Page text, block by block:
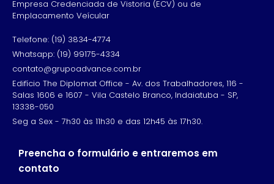
Empresa Credenciada de Vistoria (ECV) ou de
Emplacamento Veícular
Telefone: (19) 3834-4774
Whatsapp: (19) 99175-4334
contato@grupoadvance.com.br
Edifício The Diplomat Office - Av. dos Trabalhadores, 116 -
Salas 1606 e 1607 - Vila Castelo Branco, Indaiatuba - SP,
13338-050
Seg a Sex - 7h30 às 11h30 e das 12h45 às 17h30.
Preencha o formulário e entraremos em
contato